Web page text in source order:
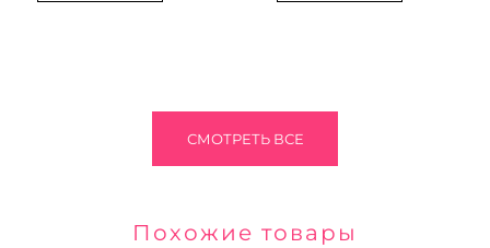
СМОТРЕТЬ ВСЕ
Похожие товары